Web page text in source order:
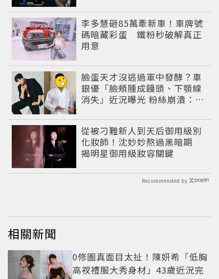
李多慧砸85萬牽新車！車牌號
碼暗藏彩蛋 鐵粉秒破解真正
用意
臉蛋天才沒逃過軍中發酵？車
銀優「臉頰腫成饅頭、下顎線
消失」近況曝光 粉絲崩潰：空
從被刁難新人到天后御用級別
化妝師！沈妙妙熬過黑暗期
揭明星御用級妝容關鍵
Recommended by
相關新聞
0修圖真面目太扯！陳妍希「低胸
高衩禮服大秀身材」43歲近況完